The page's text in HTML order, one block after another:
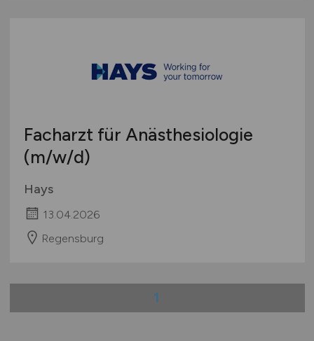
Facharzt für Anästhesiologie
(m/w/d)
Hays
13.04.2026
Regensburg
1